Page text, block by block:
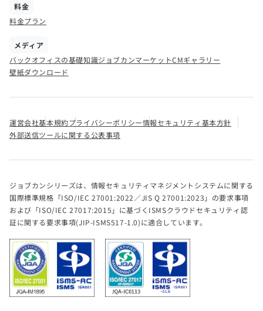
料金
料金プラン
メディア
バックオフィスの基礎知識ジョブカンマーケットCMギャラリー
壁紙ダウンロード
運営会社基本規約プライバシーポリシー情報セキュリティ基本方針
外部送信ツールに関する公表事項
ジョブカンシリーズは、情報セキュリティマネジメントシステムに関する
国際標準規格「ISO/IEC 27001:2022／JIS Q 27001:2023」の要求事項
および「ISO/IEC 27017:2015」に基づくISMSクラウドセキュリティ認
証に関する要求事項(JIP-ISMS517-1.0)に適合しています。